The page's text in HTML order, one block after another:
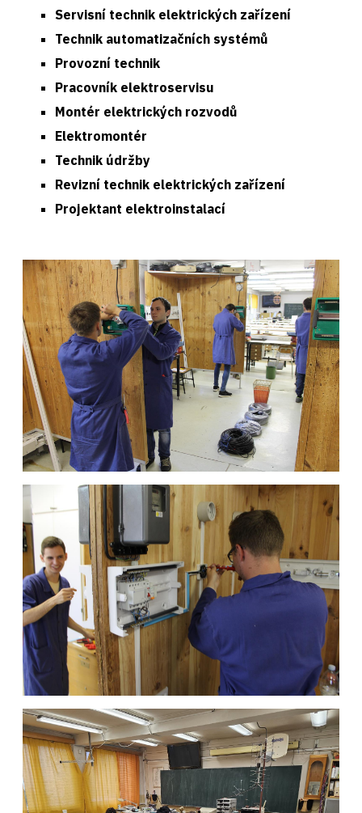
Servisní technik elektrických zařízení
Technik automatizačních systémů
Provozní technik
Pracovník elektroservisu
Montér elektrických rozvodů
Elektromontér
Technik údržby
Revizní technik elektrických zařízení
Projektant elektroinstalací